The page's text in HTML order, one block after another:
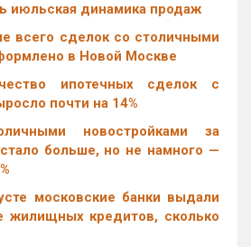
июльская динамика продаж
всего сделок со столичными
в Новой Москве
ипотечных сделок с
почти на 14%
новостройками за
больше, но не намного —
московские банки выдали
жилищных кредитов, сколько